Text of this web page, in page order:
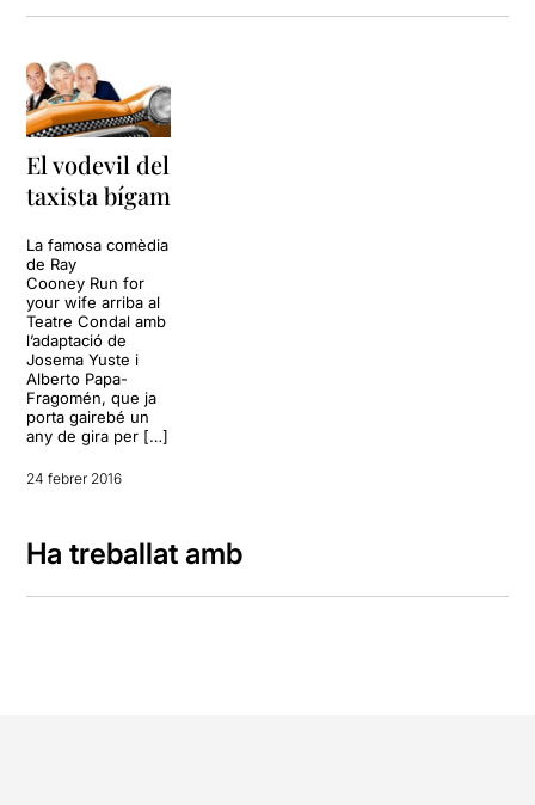
El vodevil del
taxista bígam
La famosa comèdia
de Ray
Cooney Run for
your wife arriba al
Teatre Condal amb
l’adaptació de
Josema Yuste i
Alberto Papa-
Fragomén, que ja
porta gairebé un
any de gira per […]
24 febrer 2016
Ha treballat amb